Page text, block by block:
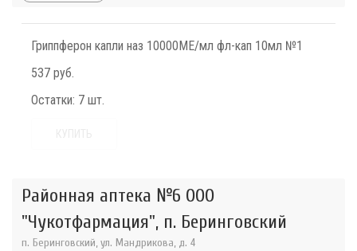
Гриппферон капли наз 10000МЕ/мл фл-кап 10мл №1
537 руб.
Остатки: 7 шт.
Районная аптека №6 ООО
"Чукотфармация", п. Беринговский
п. Беринговский, ул. Мандрикова, д. 4